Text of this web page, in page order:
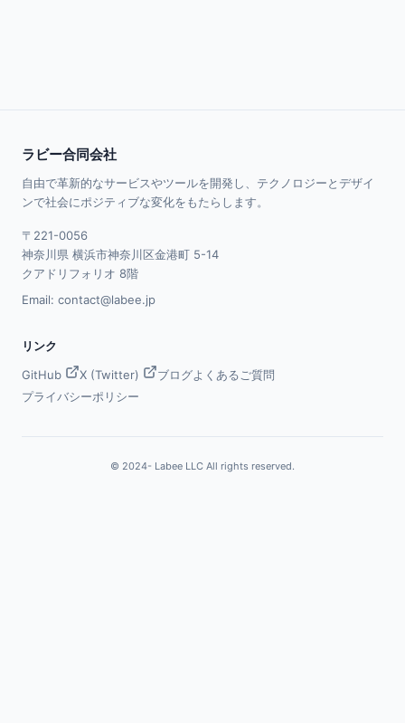
ラビー合同会社
自由で革新的なサービスやツールを開発し、テクノロジーとデザイ
ンで社会にポジティブな変化をもたらします。
〒221-0056
神奈川県 横浜市神奈川区金港町 5-14
クアドリフォリオ 8階
Email: contact@labee.jp
リンク
GitHub
X (Twitter) ブログよくあるご質問
プライバシーポリシー
© 2024- Labee LLC All rights reserved.